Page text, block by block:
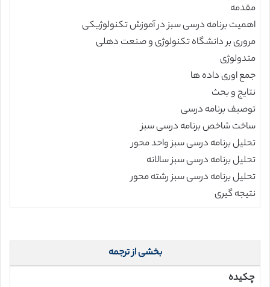
مقدمه
اهمیت برنامه درسی سبز در آموزش تکنولوژیکی
مروری بر دانشگاه تکنولوژی و صنعت دهلی
متدولوژی
جمع اوری داده ها
نتایج و بحث
توصیف برنامه درسی
ساخت شاخص برنامه درسی سبز
تحلیل برنامه درسی سبز واحد محور
تحلیل برنامه درسی سبز سالانه
تحلیل برنامه درسی سبز رشته محور
نتیجه گیری
بخشی از ترجمه
چکیده